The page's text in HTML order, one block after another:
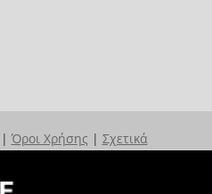
| Όροι Χρήσης | Σχετικά